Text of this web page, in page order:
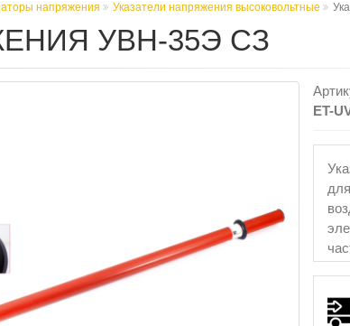
напряжения Указатели напряжения высоковольтные
УВН-35Э СЗ
ET-